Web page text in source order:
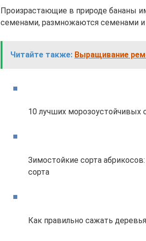
Произрастающие в природе бананы
семенами, размножаются семенами
Читайте также: Выращивание
10 лучших морозоустойчивых
Зимостойкие сорта
сорта
Как правильно сажать